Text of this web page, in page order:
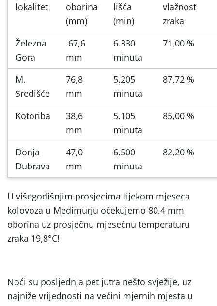
lokalitet
oborina
(mm)
lišća
(min)
vlažnost
zraka
Železna
Gora
67,6
mm
6.330
minuta
71,00 %
M.
Središće
76,8
mm
5.205
minuta
87,72 %
Kotoriba
38,6
mm
5.105
minuta
85,00 %
Donja
Dubrava
47,0
mm
6.500
minuta
82,20 %
U višegodišnjim prosjecima tijekom mjeseca
kolovoza u Međimurju očekujemo 80,4 mm
oborina uz prosječnu mjesečnu temperaturu
zraka 19,8°C!
Noći su posljednja pet jutra nešto svježije, uz
najniže vrijednosti na većini mjernih mjesta u